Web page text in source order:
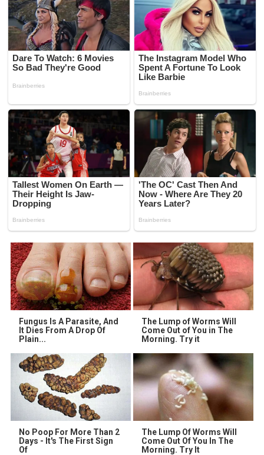
Fungus Is A Parasite, And
It Dies From A Drop Of
Plain...
The Lump of Worms Will
Come Out of You in The
Morning. Try it
No Poop For More Than 2
Days - It's The First Sign
Of
The Lump Of Worms Will
Come Out Of You In The
Morning. Try It